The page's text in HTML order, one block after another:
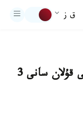
ق ز
بيىل «التىن- ەمەل» پاركىندەگى قۇلان سانى 3